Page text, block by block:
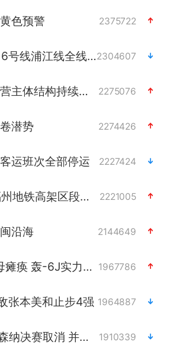
色预警 2375722
上海：5号线16号线浦江线全线停运2304607
上半年我国经营主体结构持续优化 2275076
潜势 2274426
运班次全部停运 2227424
今日15时起福州地铁高架区段停运 2221005
沿海 2144649
1枚就能让航母瘫痪 轰-6J实力有多强 1967786
张本美和止步4强 1964887
国足U17与阿森纳决赛取消 并列冠军 1910339